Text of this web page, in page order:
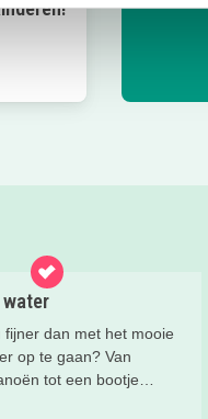
water
fijner dan met het mooie
op te gaan? Van
tot een bootje